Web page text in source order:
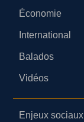
Économie
International
Balados
Vidéos
Enjeux sociaux